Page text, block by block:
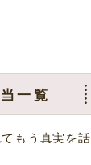
一覧
もう真実を話